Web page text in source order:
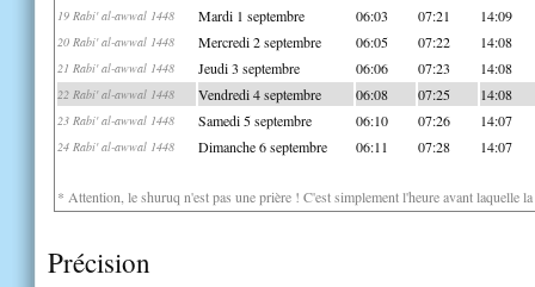
19 Rabi' al-awwal 1448 Mardi 1 septembre 06:03 07:21 14:09
20 Rabi' al-awwal 1448 Mercredi 2 septembre 06:05 07:22 14:08
21 Rabi' al-awwal 1448 Jeudi 3 septembre 06:06 07:23 14:08
22 Rabi' al-awwal 1448 Vendredi 4 septembre 06:08 07:25 14:08
23 Rabi' al-awwal 1448 Samedi 5 septembre 06:10 07:26 14:07
24 Rabi' al-awwal 1448 Dimanche 6 septembre 06:11 07:28 14:07
* Attention, le shuruq n'est pas une prière ! C'est simplement l'heure avant laquelle
Précision